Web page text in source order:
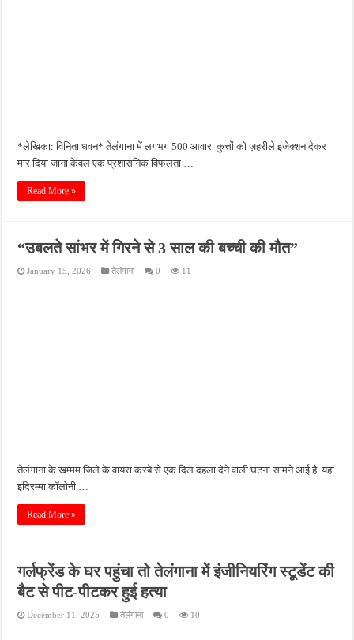
*लेखिका: विनिता धवन* तेलंगाना में लगभग 500 आवारा कुत्तों को ज़हरीले इंजेक्शन देकर
मार दिया जाना केवल एक प्रशासनिक विफलता …
Read More »
“उबलते सांभर में गिरने से 3 साल की बच्ची की मौत”
January 15, 2026 तेलंगाना 0 11
तेलंगाना के खम्मम जिले के वायरा कस्बे से एक दिल दहला देने वाली घटना सामने आई है. यहां
इंदिरम्मा कॉलोनी …
Read More »
गर्लफ्रेंड के घर पहुंचा तो तेलंगाना में इंजीनियरिंग स्टूडेंट की
बैट से पीट-पीटकर हुई हत्या
December 11, 2025 तेलंगाना 0 10